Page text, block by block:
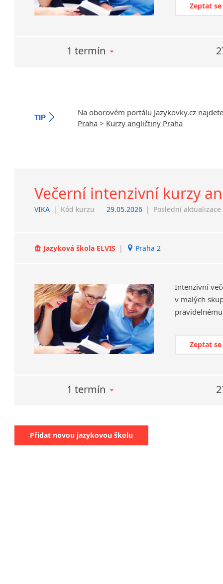
Zeptat
1 termín
TIP
Na oborovém portálu Jazykovky.cz
Praha > Kurzy angličtiny Praha
Večerní intenzivní kurzy
VIKA | Kód kurzu 29.05.2026 | Poslední aktualizace
Jazyková škola ELVIS | Praha 2
Intenzivní
v malých
Zeptat
1 termín
Přidat novou jazykovou školu